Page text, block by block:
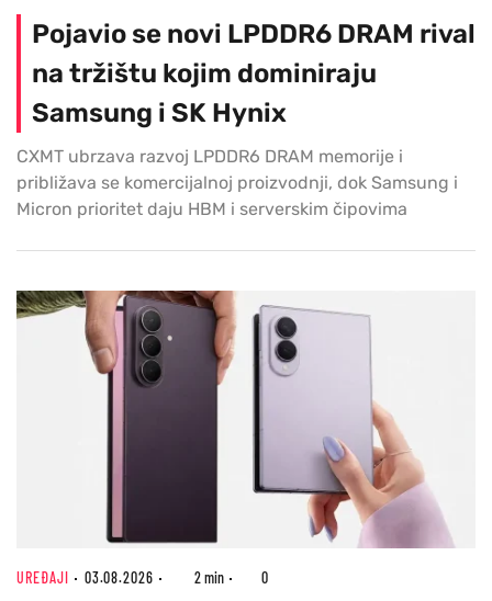
Pojavio se novi LPDDR6 DRAM rival
na tržištu kojim dominiraju
Samsung i SK Hynix
CXMT ubrzava razvoj LPDDR6 DRAM memorije i
približava se komercijalnoj proizvodnji, dok Samsung i
Micron prioritet daju HBM i serverskim čipovima
UREĐAJI 03.08.2026 2 min 0